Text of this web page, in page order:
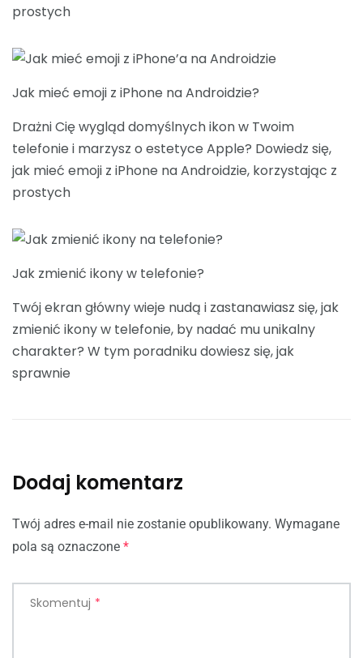
prostych
Jak mieć emoji z iPhone na Androidzie?
Drażni Cię wygląd domyślnych ikon w Twoim
telefonie i marzysz o estetyce Apple? Dowiedz się,
jak mieć emoji z iPhone na Androidzie, korzystając z
prostych
Jak zmienić ikony w telefonie?
Twój ekran główny wieje nudą i zastanawiasz się, jak
zmienić ikony w telefonie, by nadać mu unikalny
charakter? W tym poradniku dowiesz się, jak
sprawnie
Dodaj komentarz
Twój adres e-mail nie zostanie opublikowany. Wymagane
pola są oznaczone *
Skomentuj *